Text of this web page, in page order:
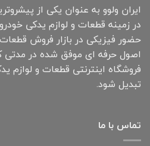
ایران ولوو به عنوان یکی از
در زمینه قطعات و لوازم یدکی
حضور فیزیکی در بازار فروش
اصول حرفه ای موفق شده در مدتی
فروشگاه اینترنتی قطعات و لوازم
تبدیل شود.
تماس با ما